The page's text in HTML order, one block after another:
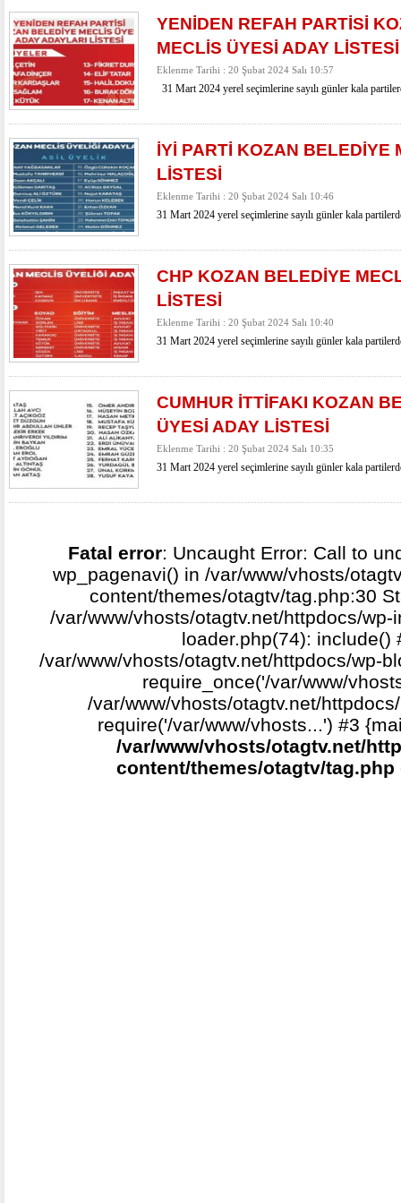
YENİDEN REFAH PARTİSİ
MECLİS ÜYESİ ADAY LİSTESİ
Eklenme Tarihi : 20 Şubat 2024 Salı 10:57
31 Mart 2024 yerel seçimlerine sayılı günler kala
İYİ PARTİ KOZAN BELEDİYE
LİSTESİ
Eklenme Tarihi : 20 Şubat 2024 Salı 10:46
31 Mart 2024 yerel seçimlerine sayılı günler kala
CHP KOZAN BELEDİYE
LİSTESİ
Eklenme Tarihi : 20 Şubat 2024 Salı 10:40
31 Mart 2024 yerel seçimlerine sayılı günler kala
CUMHUR İTTİFAKI KOZAN
ÜYESİ ADAY LİSTESİ
Eklenme Tarihi : 20 Şubat 2024 Salı 10:35
31 Mart 2024 yerel seçimlerine sayılı günler kala
Fatal error: Uncaught Error: Call to
wp_pagenavi() in /var/www/vhosts/
content/themes/otagtv/tag.php:30
/var/www/vhosts/otagtv.net/httpdocs/
loader.php(74): include()
/var/www/vhosts/otagtv.net/httpdocs/wp-
require_once('/var/www/
/var/www/vhosts/otagtv.net/
require('/var/www/vhosts...') #3
/var/www/vhosts/otagtv.net/
content/themes/otagtv/tag.php